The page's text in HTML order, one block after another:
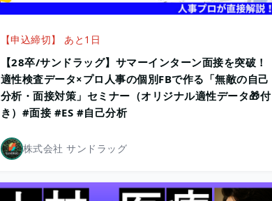
【申込締切】 あと1日
【28卒/サンドラッグ】サマーインターン面接を突破！
適性検査データ×プロ人事の個別FBで作る「無敵の自己
分析・面接対策」セミナー（オリジナル適性データ🎁付
き）#面接 #ES #自己分析
株式会社 サンドラッグ